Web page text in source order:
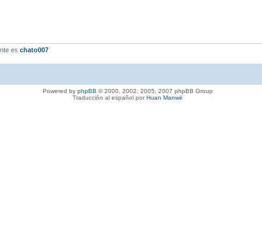
es chato007
Powered by phpBB © 2000, 2002, 2005, 2007 phpBB Group
Traducción al español porHuan Manwë